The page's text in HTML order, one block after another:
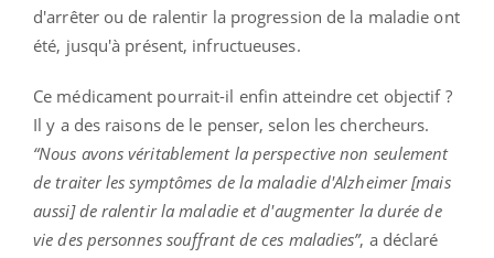
d'arrêter ou de ralentir la progression de la maladie ont
été, jusqu'à présent, infructueuses.
Ce médicament pourrait-il enfin atteindre cet objectif ?
Il y a des raisons de le penser, selon les chercheurs.
“Nous avons véritablement la perspective non seulement
de traiter les symptômes de la maladie d'Alzheimer [mais
aussi] de ralentir la maladie et d'augmenter la durée de
vie des personnes souffrant de ces maladies”, a déclaré